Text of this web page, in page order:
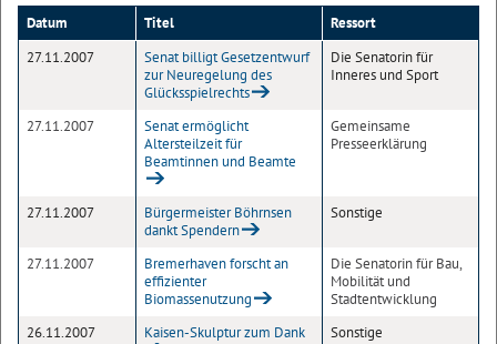
Datum Titel
Ressort
27.11.2007
Senat billigt Gesetzentwurf
zur Neuregelung des
Glücksspielrechts
Die Senatorin für
Inneres und Sport
27.11.2007
Senat ermöglicht
Altersteilzeit für
Beamtinnen und Beamte
Gemeinsame
Presseerklärung
27.11.2007
Bürgermeister Böhrnsen
dankt Spendern
Sonstige
27.11.2007
Bremerhaven forscht an
effizienter
Biomassenutzung
Die Senatorin für Bau,
Mobilität und
Stadtentwicklung
26.11.2007
Kaisen-Skulptur zum Dank Sonstige